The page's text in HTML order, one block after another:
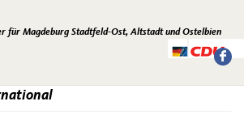
für Magdeburg Stadtfeld-Ost, Altstadt und Ostelbien